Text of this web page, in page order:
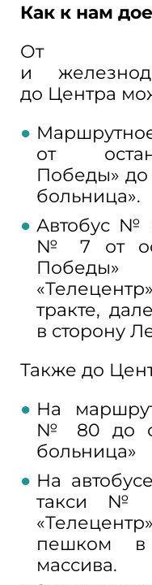
Как к нам
От
и
до Центра
от
Победы» до
больница».
Автобус №
№
7 от
тракте,
в сторону
Также до
На
№
80 до
больница»
На
такси №
пешком в
массива.